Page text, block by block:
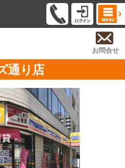
お問合せ
通り店